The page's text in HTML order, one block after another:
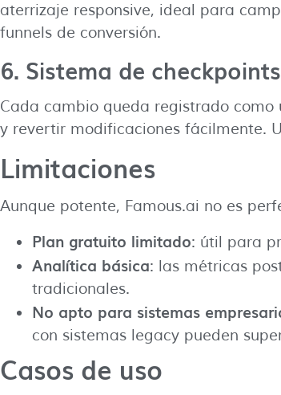
aterrizaje responsive, ideal para
funnels de conversión.
6. Sistema de checkpoints
Cada cambio queda registrado como
y revertir modificaciones fácilmente.
Limitaciones
Aunque potente, Famous.ai no es
Plan gratuito limitado: útil para
Analítica básica: las métricas
tradicionales.
No apto para sistemas
con sistemas legacy pueden
Casos de uso